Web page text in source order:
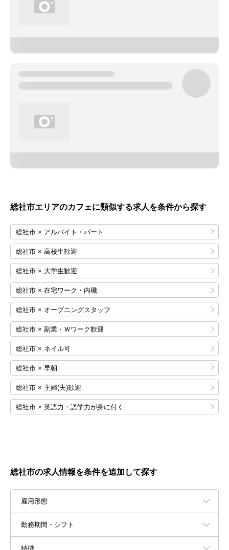
総社市エリアのカフェに類似する求人を条件から探す
総社市 × アルバイト・パート
総社市 × 高校生歓迎
総社市 × 大学生歓迎
総社市 × 在宅ワーク・内職
総社市 × オープニングスタッフ
総社市 × 副業・Ｗワーク歓迎
総社市 × ネイル可
総社市 × 早朝
総社市 × 主婦(夫)歓迎
総社市 × 英語力・語学力が身に付く
総社市の求人情報を条件を追加して探す
雇用形態
勤務期間・シフト
特徴